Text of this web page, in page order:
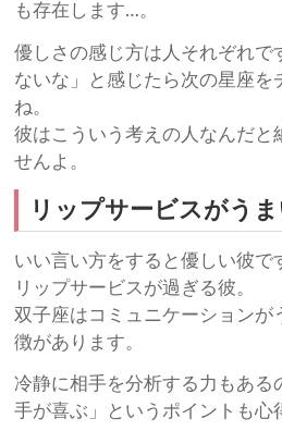
も存在します…。
優しさの感じ方は人それぞれで
ないな」と感じたら次の星座を
ね。
彼はこういう考えの人なんだと
せんよ。
リップサービスがう
いい言い方をすると優しい彼で
リップサービスが過ぎる彼。
双子座はコミュニケーションが
徴があります。
冷静に相手を分析する力もある
手が喜ぶ」というポイントも心